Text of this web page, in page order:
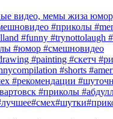
видео, мемы жиза
#приколы
#funny #trynottolaugh
#юмор #смешновидео
#painting #скетч
#shorts
#рекомендации
#приколы